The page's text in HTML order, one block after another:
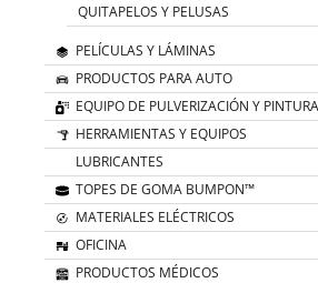
QUITAPELOS Y PELUSAS
PELÍCULAS Y LÁMINAS
PRODUCTOS PARA AUTO
EQUIPO DE PULVERIZACIÓN Y PINTURA
HERRAMIENTAS Y EQUIPOS
LUBRICANTES
TOPES DE GOMA BUMPON™
MATERIALES ELÉCTRICOS
OFICINA
PRODUCTOS MÉDICOS